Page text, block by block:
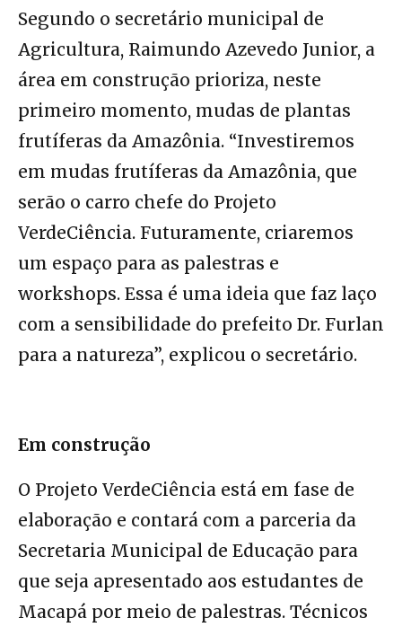
Segundo o secretário municipal de
Agricultura, Raimundo Azevedo Junior, a
área em construção prioriza, neste
primeiro momento, mudas de plantas
frutíferas da Amazônia. “Investiremos
em mudas frutíferas da Amazônia, que
serão o carro chefe do Projeto
VerdeCiência. Futuramente, criaremos
um espaço para as palestras e
workshops. Essa é uma ideia que faz laço
com a sensibilidade do prefeito Dr. Furlan
para a natureza”, explicou o secretário.
Em construção
O Projeto VerdeCiência está em fase de
elaboração e contará com a parceria da
Secretaria Municipal de Educação para
que seja apresentado aos estudantes de
Macapá por meio de palestras. Técnicos